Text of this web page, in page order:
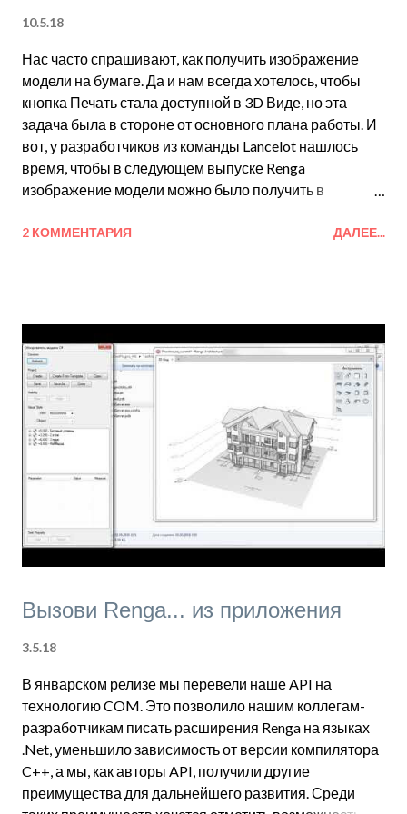
10.5.18
Нас часто спрашивают, как получить изображение
модели на бумаге. Да и нам всегда хотелось, чтобы
кнопка Печать стала доступной в 3D Виде, но эта
задача была в стороне от основного плана работы. И
вот, у разработчиков из команды Lancelot нашлось
время, чтобы в следующем выпуске Renga
изображение модели можно было получить в
получения высококачественных изображений из
подробности. В выпуске Renga 2.11 кнопка Печать
будет доступна во вкладках 3D Вида, уровней,
разрезов, фасадов и сборок. С её помощью можно
будет распечатать на принтере точно такое же
изображение, какое вы видите на активной вкладке в
данный момент. Область печати определяется
текущим состоянием окна, которое вы печатаете, а
полученное изображение при печати будет вписано в
страницу выбранного формата. Следите за
2 КОММЕНТАРИЯ ДАЛЕЕ...
Вызови Renga... из приложения
3.5.18
В январском релизе мы перевели наше API на
технологию COM. Это позволило нашим коллегам-
разработчикам писать расширения Renga на языках
.Net, уменьшило зависимость от версии компилятора
C++, а мы, как авторы API, получили другие
преимущества для дальнейшего развития. Среди